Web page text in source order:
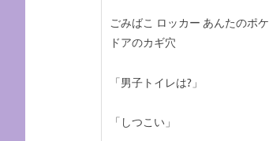
ごみばこ ロッカー あんたのポ
ドアのカギ穴
「男子トイレは?」
「しつこい」